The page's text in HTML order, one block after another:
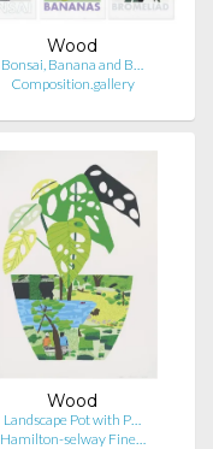
Wood
Bonsai, Banana and B…
Composition.gallery
Wood
Landscape Pot with P…
Hamilton-selway Fine…